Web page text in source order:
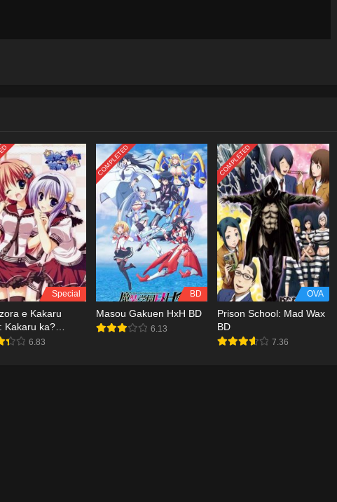
Special
e Kakaru
Kakaru ka?
ni Koi no
6.83
COMPLETED
BD
Masou Gakuen HxH BD
6.13
COMPLETED
OVA
Prison School: Mad Wax
BD
7.36